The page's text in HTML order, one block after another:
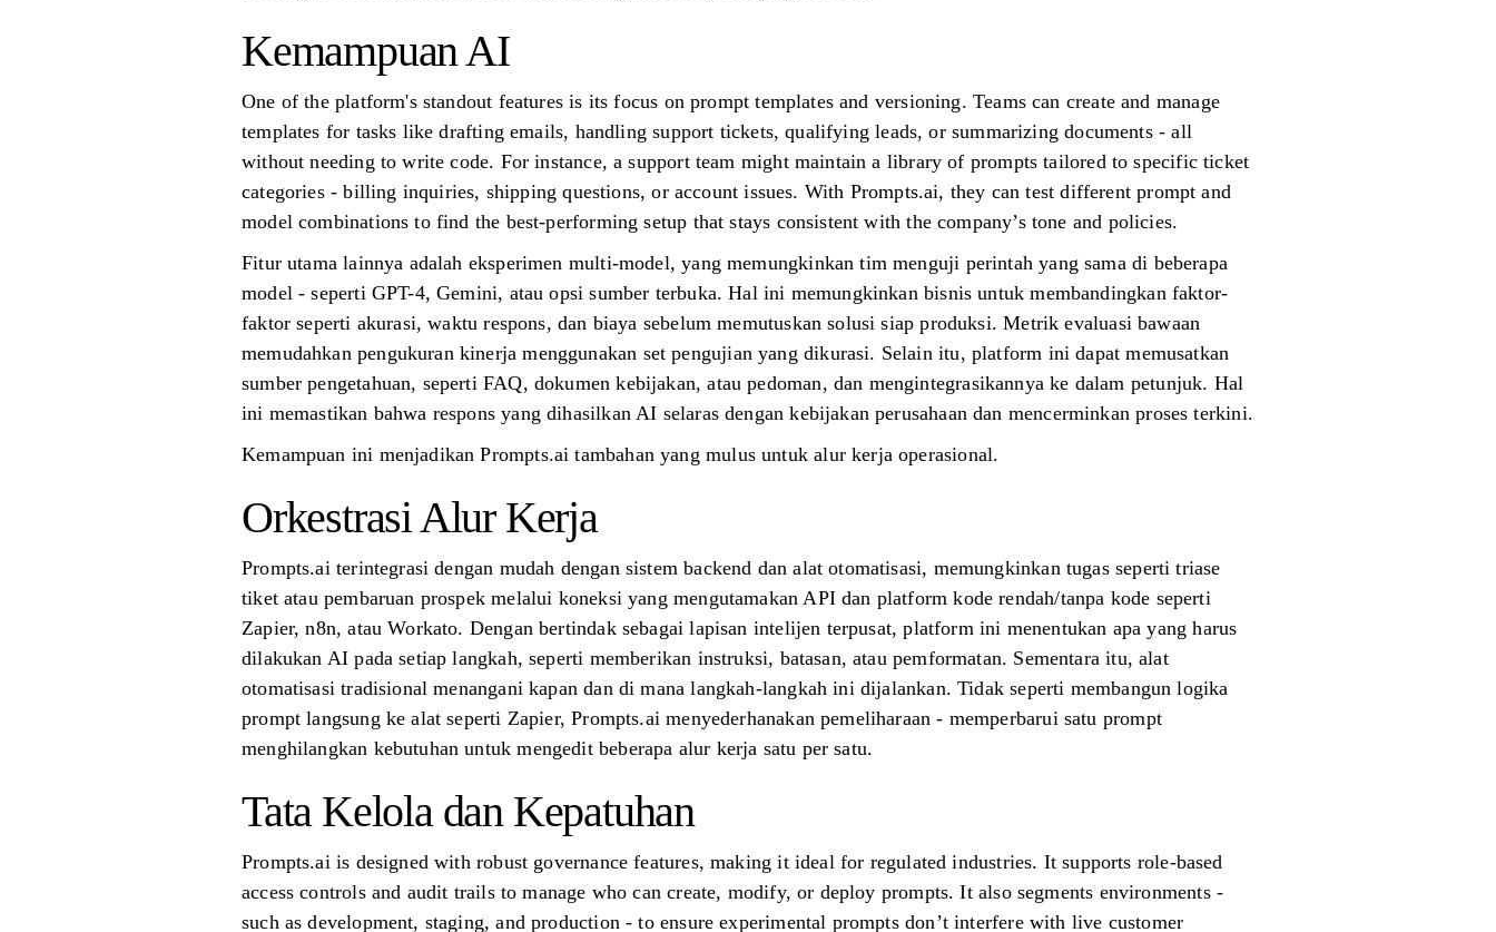
Kemampuan AI
One of the platform's standout features is its focus on prompt templates and versioning. Teams can create and manage
templates for tasks like drafting emails, handling support tickets, qualifying leads, or summarizing documents - all
without needing to write code. For instance, a support team might maintain a library of prompts tailored to specific ticket
categories - billing inquiries, shipping questions, or account issues. With Prompts.ai, they can test different prompt and
model combinations to find the best-performing setup that stays consistent with the company’s tone and policies.
Fitur utama lainnya adalah eksperimen multi-model, yang memungkinkan tim menguji perintah yang sama di beberapa
model - seperti GPT-4, Gemini, atau opsi sumber terbuka. Hal ini memungkinkan bisnis untuk membandingkan faktor-
faktor seperti akurasi, waktu respons, dan biaya sebelum memutuskan solusi siap produksi. Metrik evaluasi bawaan
memudahkan pengukuran kinerja menggunakan set pengujian yang dikurasi. Selain itu, platform ini dapat memusatkan
sumber pengetahuan, seperti FAQ, dokumen kebijakan, atau pedoman, dan mengintegrasikannya ke dalam petunjuk. Hal
ini memastikan bahwa respons yang dihasilkan AI selaras dengan kebijakan perusahaan dan mencerminkan proses terkini.
Kemampuan ini menjadikan Prompts.ai tambahan yang mulus untuk alur kerja operasional.
Orkestrasi Alur Kerja
Prompts.ai terintegrasi dengan mudah dengan sistem backend dan alat otomatisasi, memungkinkan tugas seperti triase
tiket atau pembaruan prospek melalui koneksi yang mengutamakan API dan platform kode rendah/tanpa kode seperti
Zapier, n8n, atau Workato. Dengan bertindak sebagai lapisan intelijen terpusat, platform ini menentukan apa yang harus
dilakukan AI pada setiap langkah, seperti memberikan instruksi, batasan, atau pemformatan. Sementara itu, alat
otomatisasi tradisional menangani kapan dan di mana langkah-langkah ini dijalankan. Tidak seperti membangun logika
prompt langsung ke alat seperti Zapier, Prompts.ai menyederhanakan pemeliharaan - memperbarui satu prompt
menghilangkan kebutuhan untuk mengedit beberapa alur kerja satu per satu.
Tata Kelola dan Kepatuhan
Prompts.ai is designed with robust governance features, making it ideal for regulated industries. It supports role-based
access controls and audit trails to manage who can create, modify, or deploy prompts. It also segments environments -
such as development, staging, and production - to ensure experimental prompts don’t interfere with live customer